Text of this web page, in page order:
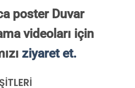
poster Duvar
videoları için
ziyaret et.